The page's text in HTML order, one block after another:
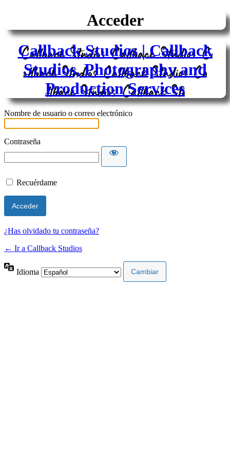
Acceder
Callback Studios | Callback
Studios, Photography and
Production Services
Nombre de usuario o correo electrónico
Contraseña
Recuérdame
¿Has olvidado tu contraseña?
← Ir a Callback Studios
Idioma